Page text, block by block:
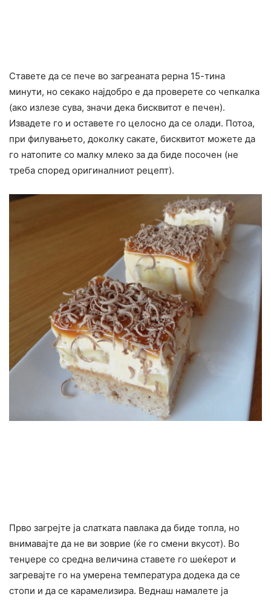
Ставете да се пече во загреаната рерна 15-тина
минути, но секако најдобро е да проверете со чепкалка
(ако излезе сува, значи дека бисквитот е печен).
Извадете го и оставете го целосно да се олади. Потоа,
при филувањето, доколку сакате, бисквитот можете да
го натопите со малку млеко за да биде посочен (не
треба според оригиналниот рецепт).
Прво загрејте ја слатката павлака да биде топла, но
внимавајте да не ви зоврие (ќе го смени вкусот). Во
тенџере со средна величина ставете го шеќерот и
загревајте го на умерена температура додека да се
стопи и да се карамелизира. Веднаш намалете ја